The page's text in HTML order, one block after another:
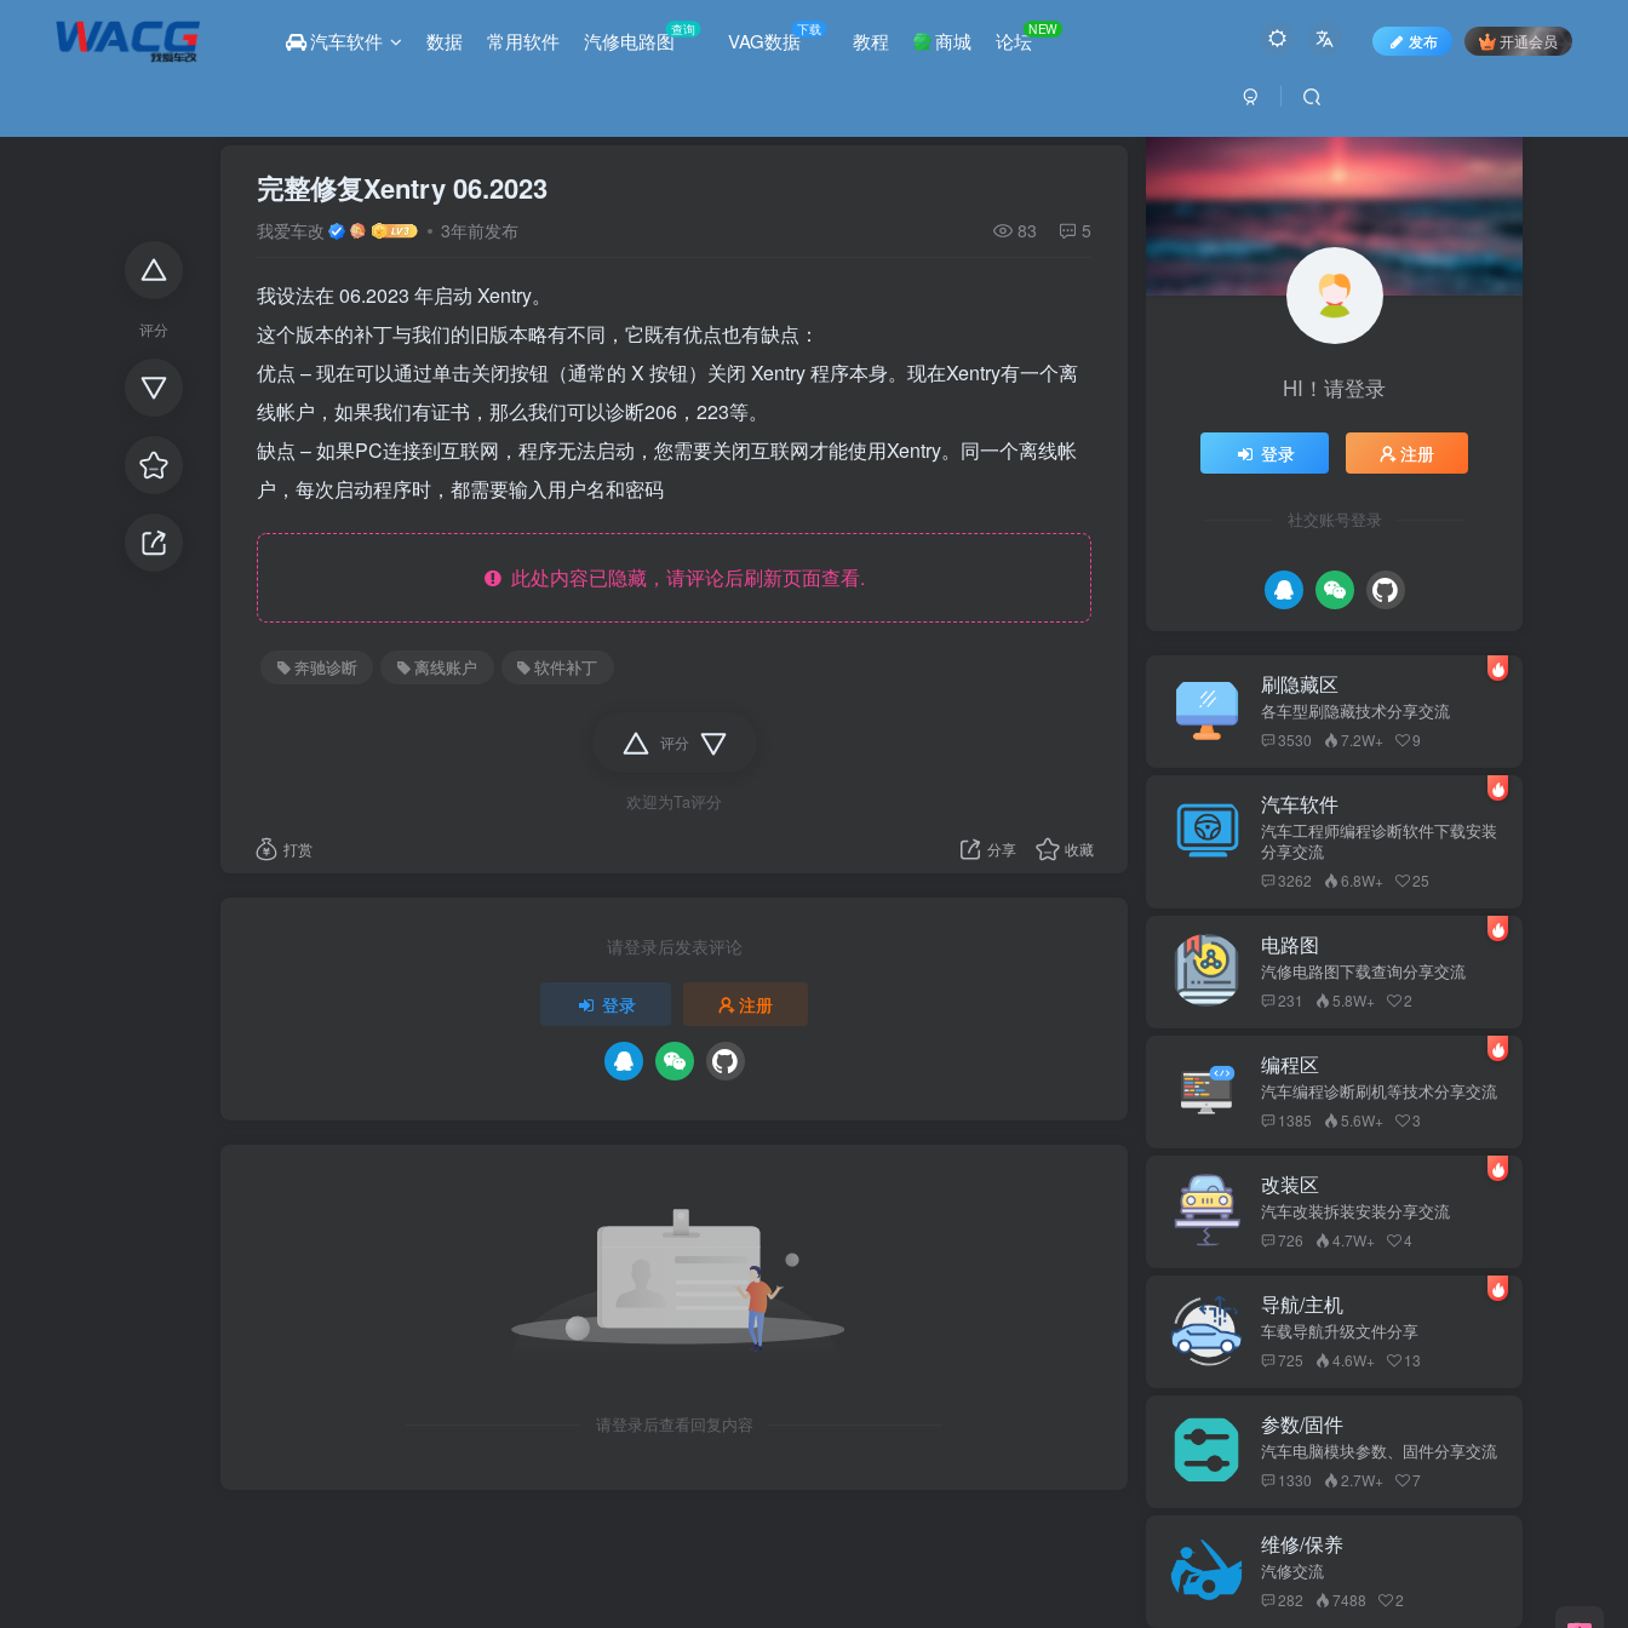
汽车软件 数据 常用软件 汽修电路图查询 VAG数据下载 教程 商城 论坛NEW
发布 开通会员
评分
完整修复Xentry 06.2023
我爱车改 3年前发布 83 5
我设法在 06.2023 年启动 Xentry。
这个版本的补丁与我们的旧版本略有不同，它既有优点也有缺点：
优点 – 现在可以通过单击关闭按钮（通常的 X 按钮）关闭 Xentry 程序本身。现在Xentry有一个离
线帐户，如果我们有证书，那么我们可以诊断206，223等。
缺点 – 如果PC连接到互联网，程序无法启动，您需要关闭互联网才能使用Xentry。同一个离线帐
户，每次启动程序时，都需要输入用户名和密码
此处内容已隐藏，请评论后刷新页面查看.
奔驰诊断 离线账户 软件补丁
评分
欢迎为Ta评分
打赏 分享 收藏
请登录后发表评论
登录 注册
请登录后查看回复内容
HI！请登录
登录 注册
社交账号登录
刷隐藏区
各车型刷隐藏技术分享交流
3530 7.2W+ 9
汽车软件
汽车工程师编程诊断软件下载安装
分享交流
3262 6.8W+ 25
电路图
汽修电路图下载查询分享交流
231 5.8W+ 2
编程区
汽车编程诊断刷机等技术分享交流
1385 5.6W+ 3
改装区
汽车改装拆装安装分享交流
726 4.7W+ 4
导航/主机
车载导航升级文件分享
725 4.6W+ 13
参数/固件
汽车电脑模块参数、固件分享交流
1330 2.7W+ 7
维修/保养
汽修交流
282 7488 2